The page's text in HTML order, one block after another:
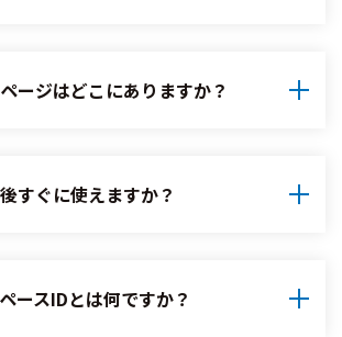
ージはどこにありますか？
すぐに使えますか？
ースIDとは何ですか？